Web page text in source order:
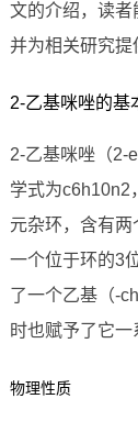
文的介绍，读者
并为相关研究提
2-乙基咪唑的基
2-乙基咪唑（2-
学式为c6h10n2
元杂环，含有
一个位于环的3
了一个乙基（-
时也赋予了它一
物理性质